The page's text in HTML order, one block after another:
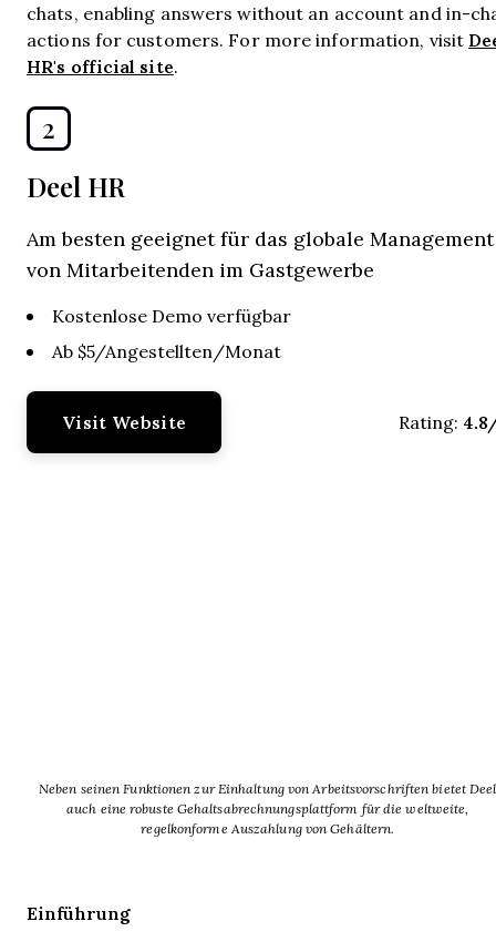
2
Deel HR
Am besten geeignet für das globale Management
von Mitarbeitenden im Gastgewerbe
Kostenlose Demo verfügbar
Ab $5/Angestellten/Monat
Visit Website Rating:
Neben seinen Funktionen zur Einhaltung von Arbeitsvorschriften bietet Deel
auch eine robuste Gehaltsabrechnungsplattform für die weltweite,
regelkonforme Auszahlung von Gehältern.
Einführung
chats, enabling answers without an account and in-
actions for customers. For more information, visit
HR's official site.